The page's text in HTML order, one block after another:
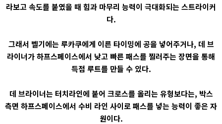
라보고 속도를 붙였을 때 힘과 마무리 능력이 극대화되는 스트라이커
다.
그래서 벨기에는 루카쿠에게 이른 타이밍에 공을 넣어주거나, 데 브
라이너가 하프스페이스에서 낮고 빠른 패스를 찔러주는 장면을 통해
득점 루트를 만들 수 있다.
데 브라이너는 터치라인에 붙어 크로스를 올리는 유형보다는, 박스
측면 하프스페이스에서 수비 라인 사이로 패스를 넣는 능력이 좋은 자
원이다.